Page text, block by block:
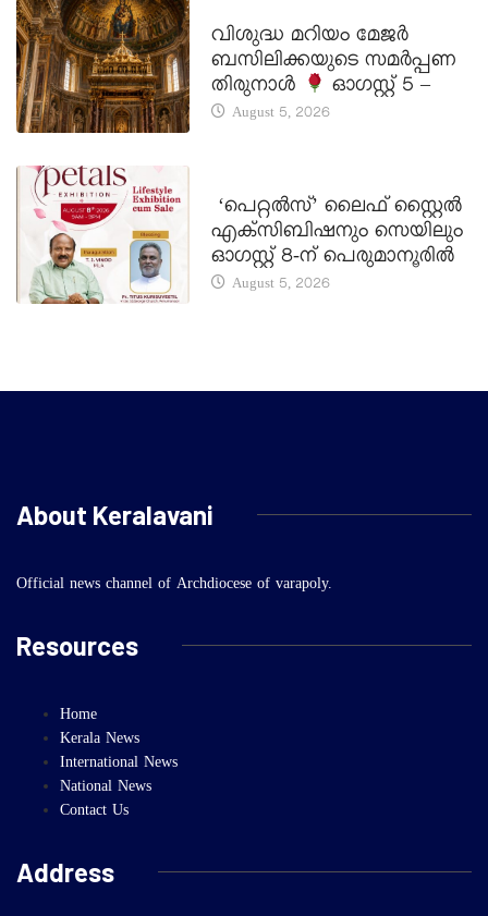
വിശുദ്ധ മറിയം മേജർ
ബസിലിക്കയുടെ സമർപ്പണ
തിരുനാൾ
ഓഗസ്റ്റ് 5 –
August 5, 2026
‘പെറ്റൽസ്’ ലൈഫ് സ്റ്റൈൽ
എക്സിബിഷനും സെയിലും
ഓഗസ്റ്റ് 8-ന് പെരുമാനൂരിൽ
August 5, 2026
About Keralavani
Official news channel of Archdiocese of varapoly.
Resources
Home
Kerala News
International News
National News
Contact Us
Address